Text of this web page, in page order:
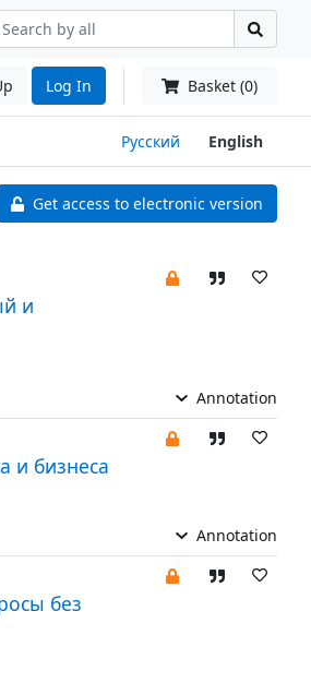
Log In Basket (0)
Русский English
Get access to electronic version
и
Annotation
и бизнеса
Annotation
без